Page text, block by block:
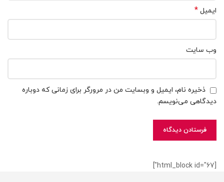
ایمیل *
وب‌ سایت
ذخیره نام، ایمیل و وبسایت من در مرورگر برای زمانی که دوباره
دیدگاهی می‌نویسم.
[html_block id="67"]